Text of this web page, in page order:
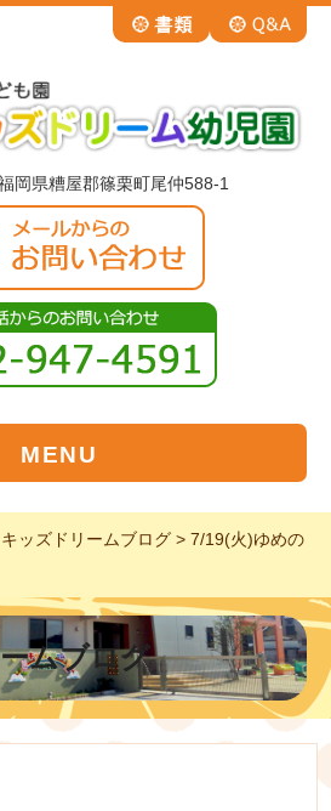
県糟屋郡篠栗町尾仲588-1
MENU
キッズドリームブログ > 7/19(火)ゆめの
ムブログ